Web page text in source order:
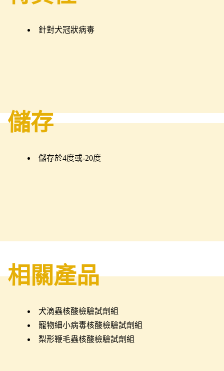
針對犬冠狀病毒
儲存
儲存於4度或-20度
相關產品
犬滴蟲核酸檢驗試劑組
寵物細小病毒核酸檢驗試劑組
梨形鞭毛蟲核酸檢驗試劑組